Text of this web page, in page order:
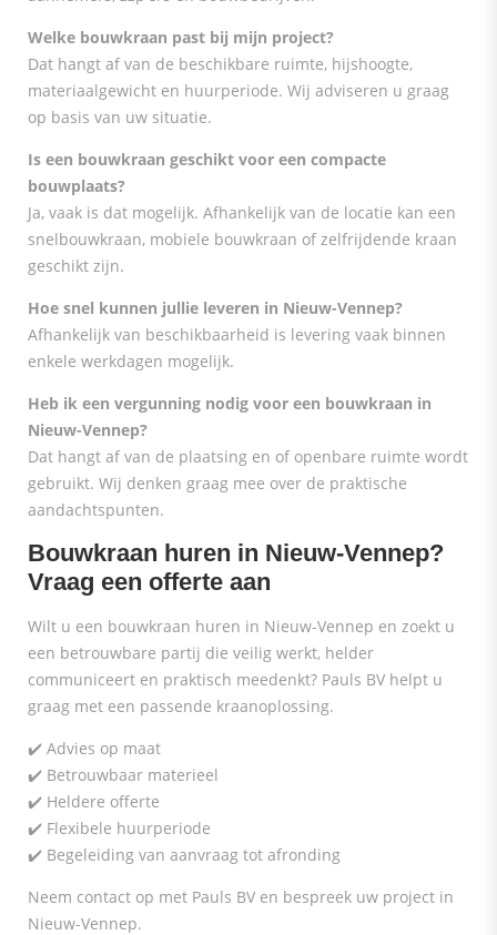
Welke bouwkraan past bij mijn project?
Dat hangt af van de beschikbare ruimte, hijshoogte,
materiaalgewicht en huurperiode. Wij adviseren u graag
op basis van uw situatie.
Is een bouwkraan geschikt voor een compacte
bouwplaats?
Ja, vaak is dat mogelijk. Afhankelijk van de locatie kan een
snelbouwkraan, mobiele bouwkraan of zelfrijdende kraan
geschikt zijn.
Hoe snel kunnen jullie leveren in Nieuw-Vennep?
Afhankelijk van beschikbaarheid is levering vaak binnen
enkele werkdagen mogelijk.
Heb ik een vergunning nodig voor een bouwkraan in
Nieuw-Vennep?
Dat hangt af van de plaatsing en of openbare ruimte wordt
gebruikt. Wij denken graag mee over de praktische
aandachtspunten.
Bouwkraan huren in Nieuw-Vennep?
Vraag een offerte aan
Wilt u een bouwkraan huren in Nieuw-Vennep en zoekt u
een betrouwbare partij die veilig werkt, helder
communiceert en praktisch meedenkt? Pauls BV helpt u
graag met een passende kraanoplossing.
✔️ Advies op maat
✔️ Betrouwbaar materieel
✔️ Heldere offerte
✔️ Flexibele huurperiode
✔️ Begeleiding van aanvraag tot afronding
Neem contact op met Pauls BV en bespreek uw project in
Nieuw-Vennep.